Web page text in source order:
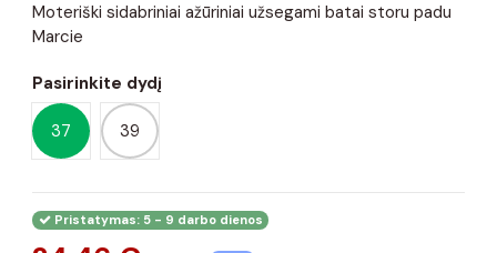
Moteriški sidabriniai ažūriniai užsegami batai storu padu
Marcie
Pasirinkite dydį
37 39
Pristatymas: 5 - 9 darbo dienos